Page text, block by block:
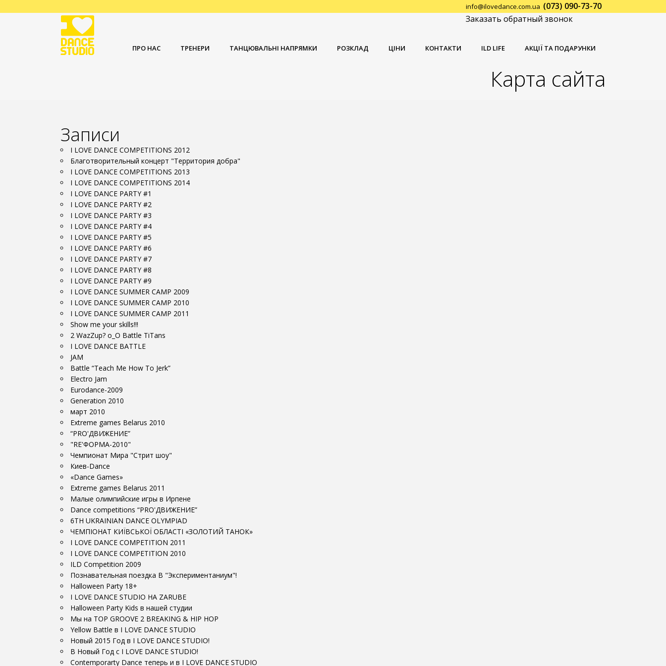
info@ilovedance.com.ua (073) 090-73-70
Заказать обратный звонок
ПРО НАС ТРЕНЕРИ ТАНЦЮВАЛЬНІ НАПРЯМКИ РОЗКЛАД ЦІНИ КОНТАКТИ ILD LIFE АКЦІЇ ТА ПОДАРУНКИ
Карта сайта
Записи
I LOVE DANCE COMPETITIONS 2012
Благотворительный концерт "Территория добра"
I LOVE DANCE COMPETITIONS 2013
I LOVE DANCE COMPETITIONS 2014
I LOVE DANCE PARTY #1
I LOVE DANCE PARTY #2
I LOVE DANCE PARTY #3
I LOVE DANCE PARTY #4
I LOVE DANCE PARTY #5
I LOVE DANCE PARTY #6
I LOVE DANCE PARTY #7
I LOVE DANCE PARTY #8
I LOVE DANCE PARTY #9
I LOVE DANCE SUMMER CAMP 2009
I LOVE DANCE SUMMER CAMP 2010
I LOVE DANCE SUMMER CAMP 2011
Show me your skills!!!
2 WazZup? о_О Battle TiTans
I LOVE DANCE BATTLE
JAM
Battle “Teach Me How To Jerk”
Electro Jam
Eurodance-2009
Generation 2010
март 2010
Extreme games Belarus 2010
“PRO'ДВИЖЕНИЕ”
"RE'ФОРМА-2010"
Чемпионат Мира "Стрит шоу"
Киев-Dance
«Dance Games»
Еxtreme games Belarus 2011
Малые олимпийские игры в Ирпене
Dance competitions “PRO'ДВИЖЕНИЕ”
6TH UKRAINIAN DANCE OLYMPIAD
ЧЕМПІОНАТ КИЇВСЬКОЇ ОБЛАСТІ «ЗОЛОТИЙ ТАНОК»
I LOVE DANCE COMPETITION 2011
I LOVE DANCE COMPETITION 2010
ILD Competition 2009
Познавательная поездка В "Экспериментаниум"!
Halloween Party 18+
I LOVE DANCE STUDIO НА ZARUBE
Halloween Party Kids в нашей студии
Мы на TOP GROOVE 2 BREAKING & HIP HOP
Yellow Battle в I LOVE DANCE STUDIO
Новый 2015 Год в I LOVE DANCE STUDIO!
В Новый Год с I LOVE DANCE STUDIO!
Contemporarty Dance теперь и в I LOVE DANCE STUDIO